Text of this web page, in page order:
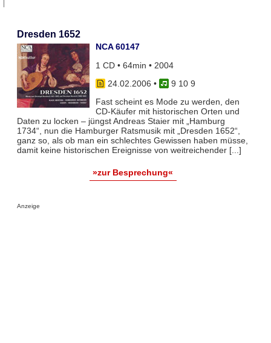
Dresden 1652
NCA 60147
1 CD • 64min • 2004
24.02.2006 •
9 10 9
Fast scheint es Mode zu werden, den
CD-Käufer mit historischen Orten und
Daten zu locken – jüngst Andreas Staier mit „Hamburg
1734“, nun die Hamburger Ratsmusik mit „Dresden 1652“,
ganz so, als ob man ein schlechtes Gewissen haben müsse,
damit keine historischen Ereignisse von weitreichender [...]
»zur Besprechung«
Anzeige